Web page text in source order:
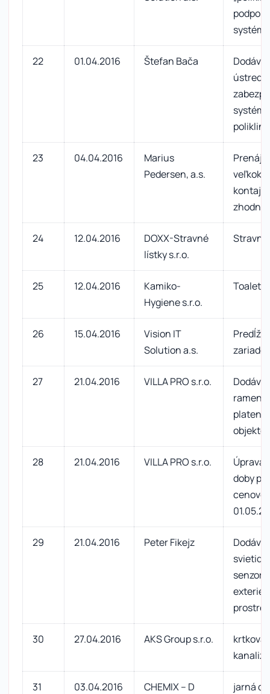
systém
22 01.04.2016 Štefan Bača
23 04.04.2016
Marius
Pedersen, a.s.
24 12.04.2016
DOXX-Stravné
lístky s.r.o.
25 12.04.2016
Kamiko-
Hygiene s.r.o.
26 15.04.2016
Vision IT
Solution a.s.
27 21.04.2016 VILLA PRO s.r.o.
ramena
platené
objekte
28 21.04.2016 VILLA PRO s.r.o.
Úprava
doby
29 21.04.2016 Peter Fikejz
30 27.04.2016 AKS Group s.r.o.
31 03.04.2016
CHEMIX – D
jarná